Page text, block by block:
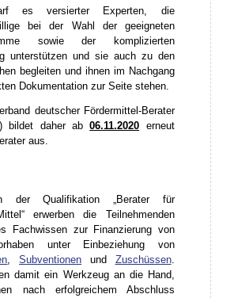
es versierter Experten, die
bei der Wahl der geeigneten
sowie der komplizierten
unterstützen und sie auch zu den
begleiten und ihnen im Nachgang
Dokumentation zur Seite stehen.
deutscher Fördermittel-Berater
bildet daher ab06.11.2020 erneut
aus.
der Qualifikation „Berater für
erwerben die Teilnehmenden
Fachwissen zur Finanzierung von
unter Einbeziehung von
,Subventionen und Zuschüssen.
damit ein Werkzeug an die Hand,
nach erfolgreichem Abschluss